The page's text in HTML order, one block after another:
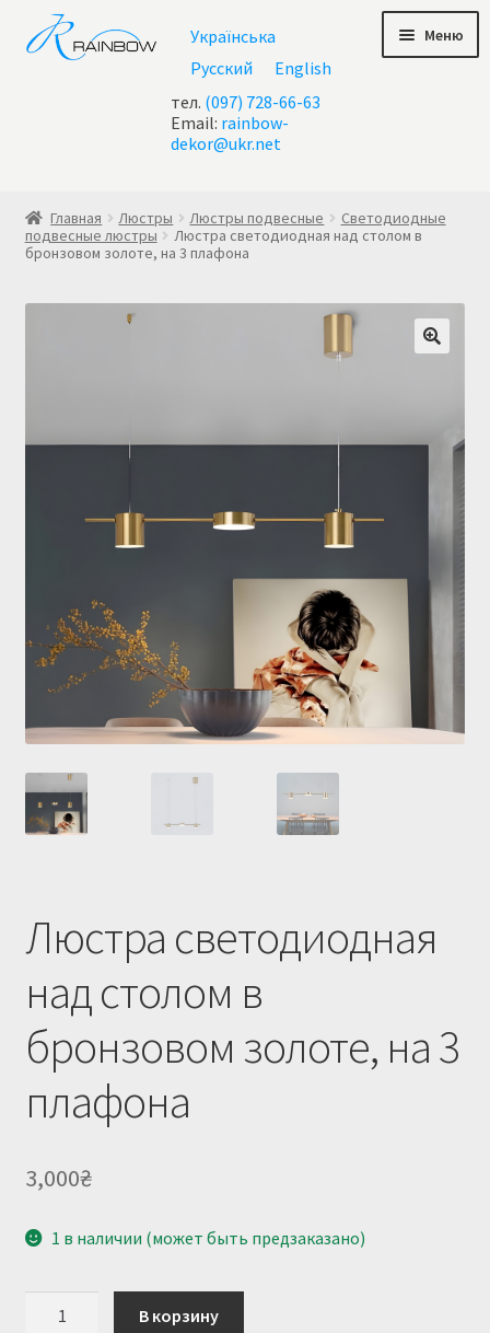
Перейти
к
навигации
Перейти
к
содержимому
Українська
Русский
English
тел. (097) 728-66-63
Email: rainbow-
dekor@ukr.net
Меню
Акции
Все люстры
Купить люстру в Украине
Мой аккаунт
О нас
Оплата и доставка
Оформление заказа
Главная Люстры Люстры подвесные
Светодиодные
подвесные люстры
Люстра светодиодная над столом в
бронзовом золоте, на 3 плафона
Люстра светодиодная
над столом в
бронзовом золоте, на 3
плафона
3,000₴
1 в наличии (может быть предзаказано)
Количество
товара
В корзину